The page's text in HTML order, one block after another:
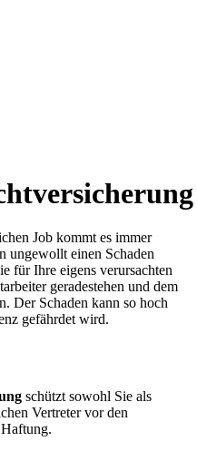
Job kommt es immer
ungewollt einen Schaden
für Ihre eigens verursachten
geradestehen und dem
Der Schaden kann so hoch
gefährdet wird.
schützt sowohl Sie als
Vertreter vor den